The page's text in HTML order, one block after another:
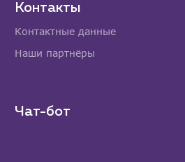
Контакты
Контактные данные
Наши партнёры
Чат-бот